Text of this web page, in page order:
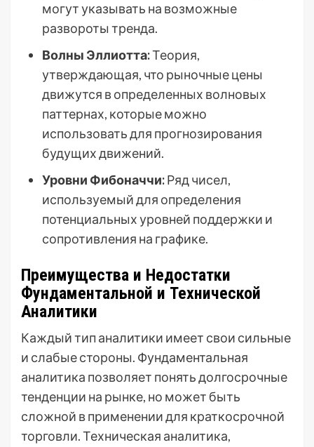
могут указывать на возможные
развороты тренда.
Волны Эллиотта:Теория,
утверждающая, что рыночные цены
движутся в определенных волновых
паттернах, которые можно
использовать для прогнозирования
будущих движений.
Уровни Фибоначчи:Ряд чисел,
используемый для определения
потенциальных уровней поддержки и
сопротивления на графике.
Преимущества и Недостатки
Фундаментальной и Технической
Аналитики
Каждый тип аналитики имеет свои сильные
и слабые стороны. Фундаментальная
аналитика позволяет понять долгосрочные
тенденции на рынке, но может быть
сложной в применении для краткосрочной
торговли. Техническая аналитика,